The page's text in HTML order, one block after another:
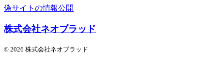
偽サイトの情報公開
株式会社ネオブラッド
© 2026 株式会社ネオブラッド